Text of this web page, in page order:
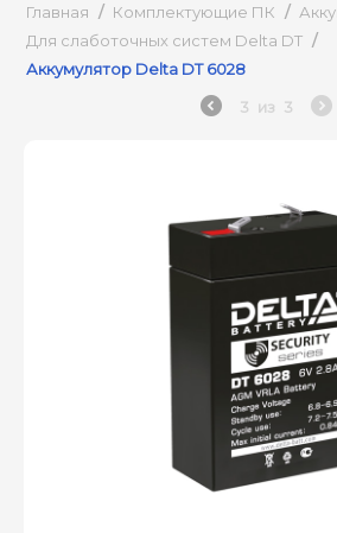
Главная / Комплектующие ПК /
Для слаботочных систем Delta DT /
Аккумулятор Delta DT 6028
3 из 3